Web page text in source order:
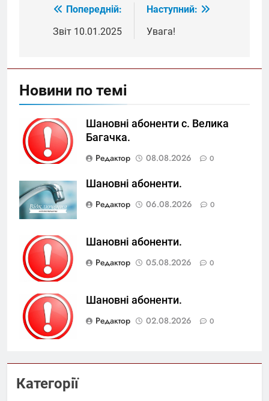
Навігація
записів
Попередній:
Звіт 10.01.2025
Наступний:
Увага!
Новини по темі
Шановні абоненти с. Велика
Багачка.
Редактор
08.08.2026 0
Шановні абоненти.
Редактор
06.08.2026 0
Шановні абоненти.
Редактор
05.08.2026 0
Шановні абоненти.
Редактор
02.08.2026 0
Категорії